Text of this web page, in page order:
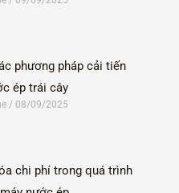
phương pháp cải tiến
ép trái cây
08/09/2025
chi phí trong quá trình